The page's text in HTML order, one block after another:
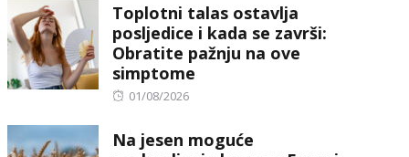
Toplotni talas ostavlja
posljedice i kada se završi:
Obratite pažnju na ove
simptome
Posted
01/08/2026
Na jesen moguće